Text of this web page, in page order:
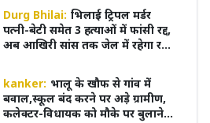
Durg Bhilai: भिलाई ट्रिपल मर्डर
पत्नी-बेटी समेत 3 हत्याओं में फांसी रद्द,
अब आखिरी सांस तक जेल में रहेगा रवि
kanker: भालू के खौफ से गांव में
बवाल,स्कूल बंद करने पर अड़े ग्रामीण,
कलेक्टर-विधायक को मौके पर बुलाने